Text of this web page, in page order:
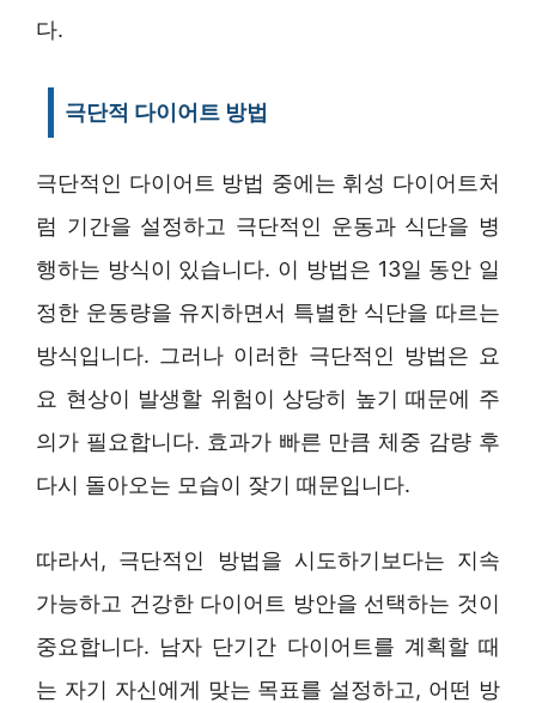
다.
극단적 다이어트 방법
극단적인 다이어트 방법 중에는 휘성 다이어트처
럼 기간을 설정하고 극단적인 운동과 식단을 병
행하는 방식이 있습니다. 이 방법은 13일 동안 일
정한 운동량을 유지하면서 특별한 식단을 따르는
방식입니다. 그러나 이러한 극단적인 방법은 요
요 현상이 발생할 위험이 상당히 높기 때문에 주
의가 필요합니다. 효과가 빠른 만큼 체중 감량 후
다시 돌아오는 모습이 잦기 때문입니다.
따라서, 극단적인 방법을 시도하기보다는 지속
가능하고 건강한 다이어트 방안을 선택하는 것이
중요합니다. 남자 단기간 다이어트를 계획할 때
는 자기 자신에게 맞는 목표를 설정하고, 어떤 방